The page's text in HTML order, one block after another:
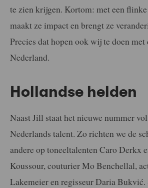
te zien krijgen. Kortom: met een
maakt ze impact en brengt ze
Precies dat hopen ook wij te doen met
Nederland.
Hollandse helden
Naast Jill staat het nieuwe nummer
Nederlands talent. Zo richten we de
andere op toneeltalenten Caro Derkx
Koussour, couturier Mo Benchellal,
Lakemeier en regisseur Daria